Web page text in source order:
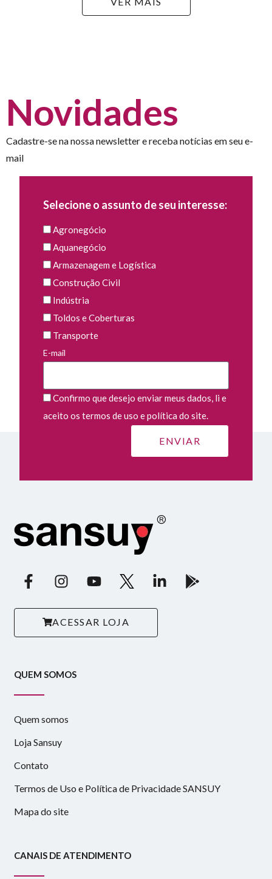
Novidades
Cadastre-se na nossa newsletter e receba notícias em seu e-
mail
Selecione o assunto de seu interesse:
Agronegócio
Aquanegócio
Armazenagem e Logística
Construção Civil
Indústria
Toldos e Coberturas
Transporte
E-mail
Confirmo que desejo enviar meus dados, li e
aceito os termos de uso e política do site.
ACESSAR LOJA
QUEM SOMOS
Quem somos
Loja Sansuy
Contato
Termos de Uso e Política de Privacidade SANSUY
Mapa do site
CANAIS DE ATENDIMENTO